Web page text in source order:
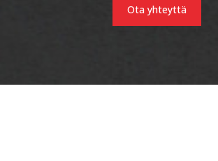
Ota yhteyttä